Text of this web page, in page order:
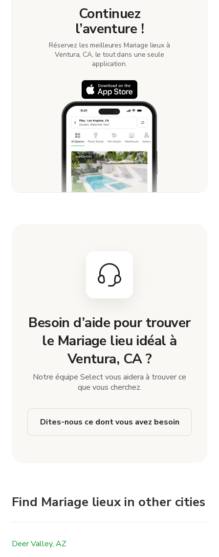
Continuez
l’aventure !
Réservez les meilleures Mariage lieux à
Ventura, CA, le tout dans une seule
application.
Besoin d’aide pour trouver
le Mariage lieu idéal à
Ventura, CA ?
Notre équipe Select vous aidera à trouver ce
que vous cherchez.
Dites-nous ce dont vous avez besoin
Find Mariage lieux in other cities
Deer Valley, AZ